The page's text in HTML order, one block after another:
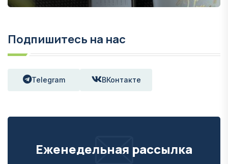
Подпишитесь на нас
Telegram ВКонтакте
Еженедельная рассылка